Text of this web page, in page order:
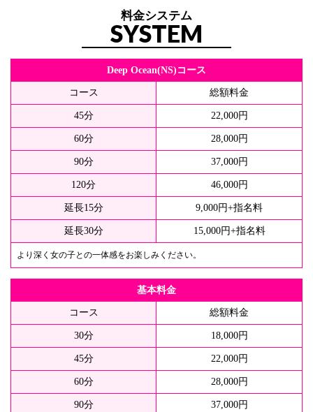
料金システム
SYSTEM
Deep Ocean(NS)コース
コース 総額料金
45分 22,000円
60分 28,000円
90分 37,000円
120分 46,000円
延長15分 9,000円+指名料
延長30分 15,000円+指名料
より深く女の子との一体感をお楽しみください。
基本料金
コース 総額料金
30分 18,000円
45分 22,000円
60分 28,000円
90分 37,000円